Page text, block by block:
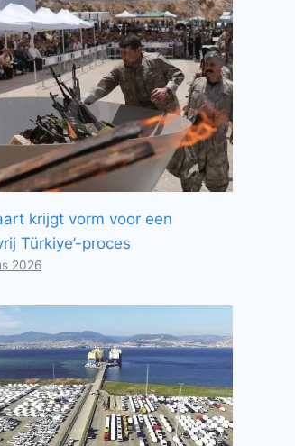
krijgt vorm voor een
Türkiye’-proces
2026